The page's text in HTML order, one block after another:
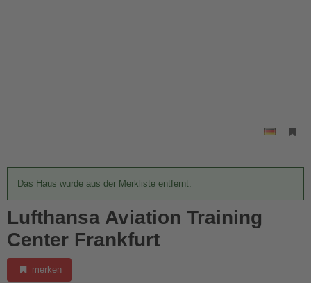
Das Haus wurde aus der Merkliste entfernt.
Lufthansa Aviation Training
Center Frankfurt
merken